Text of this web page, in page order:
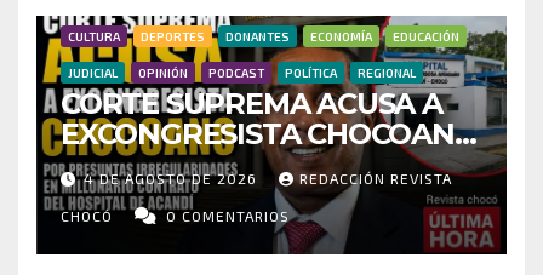
CULTURA DEPORTES DONANTES ECONOMÍA EDUCACIÓN
JUDICIAL OPINIÓN PODCAST POLÍTICA REGIONAL
CORTE SUPREMA ACUSA A
EXCONGRESISTA CHOCOANO
POR PRESUNTAS
IRREGULARIDADES EN
MILLONARIO CONTRATO DEL
HOSPITAL DE ACANDÍ
4 DE AGOSTO DE 2026 REDACCIÓN REVISTA
CHOCÓ 0 COMENTARIOS